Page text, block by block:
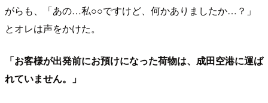
がらも、「あの…私○○ですけど、何かありましたか…？」
とオレは声をかけた。
「お客様が出発前にお預けになった荷物は、成田空港に運ば
れていません。」